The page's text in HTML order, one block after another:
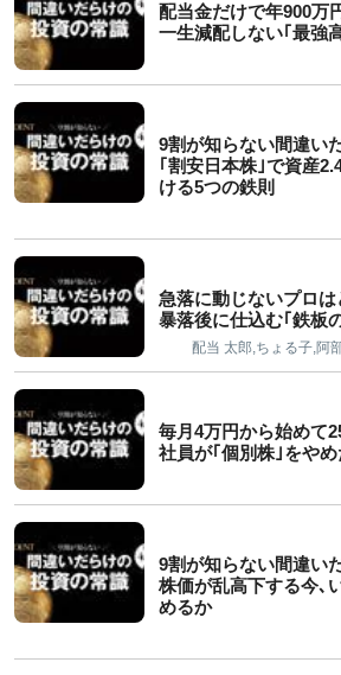
配当金だけで年900万
一生減配しない｢最強
9割が知らない間違い
｢割安日本株｣で資産
ける5つの鉄則
急落に動じないプロ
暴落後に仕込む｢鉄板
配当 太郎,ちょる子,阿
毎月4万円から始めて
社員が｢個別株｣をやめ
9割が知らない間違い
株価が乱高下する今､
めるか